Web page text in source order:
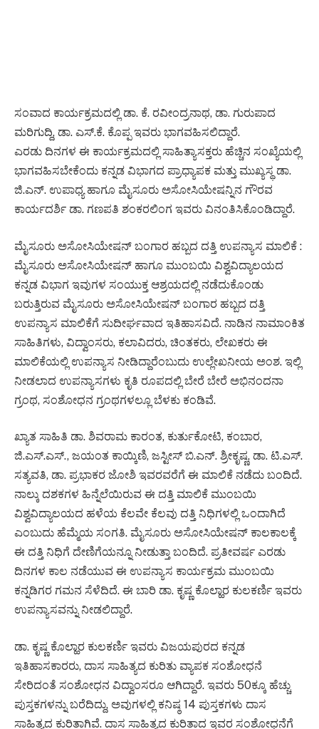
ಸಂವಾದ ಕಾರ್ಯಕ್ರಮದಲ್ಲಿ ಡಾ. ಕೆ. ರವೀಂದ್ರನಾಥ, ಡಾ. ಗುರುಪಾದ
ಮರಿಗುದ್ದಿ, ಡಾ. ಎಸ್.ಕೆ. ಕೊಪ್ಪ ಇವರು ಭಾಗವಹಿಸಲಿದ್ದಾರೆ.
ಎರಡು ದಿನಗಳ ಈ ಕಾರ್ಯಕ್ರಮದಲ್ಲಿ ಸಾಹಿತ್ಯಾಸಕ್ತರು ಹೆಚ್ಚಿನ ಸಂಖ್ಯೆಯಲ್ಲಿ
ಭಾಗವಹಿಸಬೇಕೆಂದು ಕನ್ನಡ ವಿಭಾಗದ ಪ್ರಾಧ್ಯಾಪಕ ಮತ್ತು ಮುಖ್ಯಸ್ಥ ಡಾ.
ಜಿ.ಎನ್. ಉಪಾಧ್ಯ ಹಾಗೂ ಮೈಸೂರು ಅಸೋಸಿಯೇಷನ್ನಿನ ಗೌರವ
ಕಾರ್ಯದರ್ಶಿ ಡಾ. ಗಣಪತಿ ಶಂಕರಲಿಂಗ ಇವರು ವಿನಂತಿಸಿಕೊಂಡಿದ್ದಾರೆ.
ಮೈಸೂರು ಅಸೋಸಿಯೇಷನ್ ಬಂಗಾರ ಹಬ್ಬದ ದತ್ತಿ ಉಪನ್ಯಾಸ ಮಾಲಿಕೆ :
ಮೈಸೂರು ಅಸೋಸಿಯೇಷನ್ ಹಾಗೂ ಮುಂಬಯಿ ವಿಶ್ವವಿದ್ಯಾಲಯದ
ಕನ್ನಡ ವಿಭಾಗ ಇವುಗಳ ಸಂಯುಕ್ತ ಆಶ್ರಯದಲ್ಲಿ ನಡೆದುಕೊಂಡು
ಬರುತ್ತಿರುವ ಮೈಸೂರು ಅಸೋಸಿಯೇಷನ್ ಬಂಗಾರ ಹಬ್ಬದ ದತ್ತಿ
ಉಪನ್ಯಾಸ ಮಾಲಿಕೆಗೆ ಸುದೀರ್ಘವಾದ ಇತಿಹಾಸವಿದೆ. ನಾಡಿನ ನಾಮಾಂಕಿತ
ಸಾಹಿತಿಗಳು, ವಿದ್ವಾಂಸರು, ಕಲಾವಿದರು, ಚಿಂತಕರು, ಲೇಖಕರು ಈ
ಮಾಲಿಕೆಯಲ್ಲಿ ಉಪನ್ಯಾಸ ನೀಡಿದ್ದಾರೆಂಬುದು ಉಲ್ಲೇಖನೀಯ ಅಂಶ. ಇಲ್ಲಿ
ನೀಡಲಾದ ಉಪನ್ಯಾಸಗಳು ಕೃತಿ ರೂಪದಲ್ಲಿ ಬೇರೆ ಬೇರೆ ಅಭಿನಂದನಾ
ಗ್ರಂಥ, ಸಂಶೋಧನ ಗ್ರಂಥಗಳಲ್ಲೂ ಬೆಳಕು ಕಂಡಿವೆ.
ಖ್ಯಾತ ಸಾಹಿತಿ ಡಾ. ಶಿವರಾಮ ಕಾರಂತ, ಕುರ್ತುಕೋಟಿ, ಕಂಬಾರ,
ಜಿ.ಎಸ್.ಎಸ್., ಜಯಂತ ಕಾಯ್ಕಿಣಿ, ಜಸ್ಟೀಸ್ ಬಿ.ಎನ್. ಶ್ರೀಕೃಷ್ಣ, ಡಾ. ಟಿ.ಎಸ್.
ಸತ್ಯವತಿ, ಡಾ. ಪ್ರಭಾಕರ ಜೋಶಿ ಇವರವರೆಗೆ ಈ ಮಾಲಿಕೆ ನಡೆದು ಬಂದಿದೆ.
ನಾಲ್ಕು ದಶಕಗಳ ಹಿನ್ನೆಲೆಯಿರುವ ಈ ದತ್ತಿ ಮಾಲಿಕೆ ಮುಂಬಯಿ
ವಿಶ್ವವಿದ್ಯಾಲಯದ ಹಳೆಯ ಕೆಲವೇ ಕೆಲವು ದತ್ತಿ ನಿಧಿಗಳಲ್ಲಿ ಒಂದಾಗಿದೆ
ಎಂಬುದು ಹೆಮ್ಮೆಯ ಸಂಗತಿ. ಮೈಸೂರು ಅಸೋಸಿಯೇಷನ್ ಕಾಲಕಾಲಕ್ಕೆ
ಈ ದತ್ತಿ ನಿಧಿಗೆ ದೇಣಿಗೆಯನ್ನೂ ನೀಡುತ್ತಾ ಬಂದಿದೆ. ಪ್ರತೀವರ್ಷ ಎರಡು
ದಿನಗಳ ಕಾಲ ನಡೆಯುವ ಈ ಉಪನ್ಯಾಸ ಕಾರ್ಯಕ್ರಮ ಮುಂಬಯಿ
ಕನ್ನಡಿಗರ ಗಮನ ಸೆಳೆದಿದೆ. ಈ ಬಾರಿ ಡಾ. ಕೃಷ್ಣ ಕೊಲ್ಹಾರ ಕುಲಕರ್ಣಿ ಇವರು
ಉಪನ್ಯಾಸವನ್ನು ನೀಡಲಿದ್ದಾರೆ.
ಡಾ. ಕೃಷ್ಣ ಕೊಲ್ಹಾರ ಕುಲಕರ್ಣಿ ಇವರು ವಿಜಯಪುರದ ಕನ್ನಡ
ಇತಿಹಾಸಕಾರರು, ದಾಸ ಸಾಹಿತ್ಯದ ಕುರಿತು ವ್ಯಾಪಕ ಸಂಶೋಧನೆ
ಸೇರಿದಂತೆ ಸಂಶೋಧನ ವಿದ್ವಾಂಸರೂ ಆಗಿದ್ದಾರೆ. ಇವರು 50ಕ್ಕೂ ಹೆಚ್ಚು
ಪುಸ್ತಕಗಳನ್ನು ಬರೆದಿದ್ದು, ಅವುಗಳಲ್ಲಿ ಕನಿಷ್ಠ 14 ಪುಸ್ತಕಗಳು ದಾಸ
ಸಾಹಿತ್ಯದ ಕುರಿತಾಗಿವೆ. ದಾಸ ಸಾಹಿತ್ಯದ ಕುರಿತಾದ ಇವರ ಸಂಶೋಧನೆಗೆ